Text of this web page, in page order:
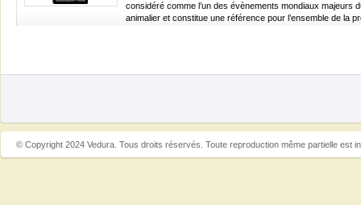
considéré comme l’un des évènements mondiaux majeurs
animalier et constitue une référence pour l’ensemble de la
© Copyright 2024 Vedura. Tous droits réservés. Toute reproduction même partielle est